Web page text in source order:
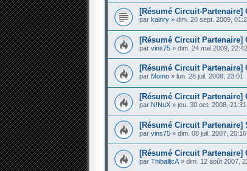
[Résumé Circuit-Partenaire]
par kainry » dim. 20 sept. 2009,
[Résumé Circuit Partenaire]
par vins75 » dim. 24 mai 2009, 22:42
[Résumé Circuit
par Momo » lun. 28 juil. 2008, 23:01
[Résumé Circuit Partenaire]
par N!NuX » jeu. 30 oct. 2008, 21:31
[Résumé Circuit Partenaire]
par vins75 » dim. 08 juil. 2007, 20:16
[Résumé Circuit
par ThiballicA » dim. 12 août 2007,